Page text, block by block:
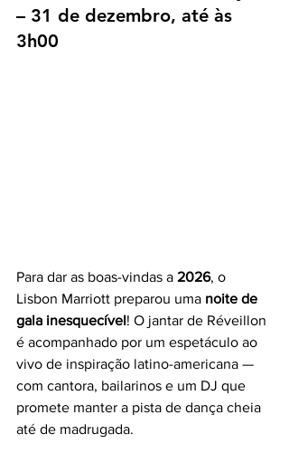
– 31 de dezembro, até às
3h00
Para dar as boas-vindas a 2026, o
Lisbon Marriott preparou uma noite de
gala inesquecível! O jantar de Réveillon
é acompanhado por um espetáculo ao
vivo de inspiração latino-americana —
com cantora, bailarinos e um DJ que
promete manter a pista de dança cheia
até de madrugada.